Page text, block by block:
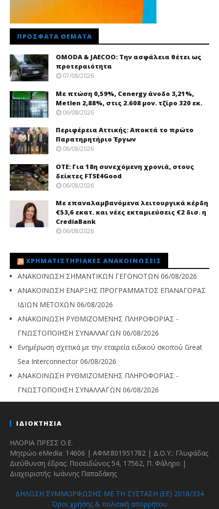
ΠΡΌΣΦΑΤΑ ΘΈΜΑΤΑ
OMODA & JAECOO: Την ασφάλεια θέτει ως
προτεραιότητα
07/08/2026
Με πτώση 0,59%, Cenergy άνοδο 3,21%,
Metlen 2,88%, στις 2.608 μον. τζίρο 320 εκ.
06/08/2026
Περιφέρεια Αττικής: Αποκτά το πρώτο
Παρατηρητήριο Έργων
06/08/2026
ΟΤΕ: Για 18η συνεχόμενη χρονιά, στους
δείκτες FTSE4Good
06/08/2026
Με επαναλαμβανόμενα λειτουργικά κέρδη
€53,6 εκατ. και νέες εκταμιεύσεις €2 δισ. η
CrediaBank
06/08/2026
ΧΡΗΜΑΤΙΣΤΗΡΙΑΚΈΣ ΑΝΑΚΟΙΝΏΣΕΙΣ
ΑΝΑΚΟΙΝΩΣΗ ΣΗΜΑΝΤΙΚΩΝ ΓΕΓΟΝΟΤΩΝ 06/08/2026
ΑΝΑΚΟΙΝΩΣΗ ΕΝΑΡΞΗΣ ΠΡΟΓΡΑΜΜΑΤΟΣ ΕΠΑΝΑΓΟΡΑΣ
ΙΔΙΩΝ ΜΕΤΟΧΩΝ 06/08/2026
ΑΝΑΚΟΙΝΩΣΗ ΡΥΘΜΙΖΟΜΕΝΗΣ ΠΛΗΡΟΦΟΡΙΑΣ -
ΓΝΩΣΤΟΠΟΙΗΣΗ ΣΥΝΑΛΛΑΓΩΝ 06/08/2026
Ενημέρωση σχετικά με την εταιρεία ειδικού σκοπού Great
Sea Interconnector 06/08/2026
ΑΝΑΚΟΙΝΩΣΗ ΡΥΘΜΙΖΟΜΕΝΗΣ ΠΛΗΡΟΦΟΡΙΑΣ -
ΓΝΩΣΤΟΠΟΙΗΣΗ ΣΥΝΑΛΛΑΓΩΝ 06/08/2026
ΙΔΙΟΚΤΗΣΙΑ
ΗΛΟΡΙΑ ΠΡΕΣΣ Ο.Ε.
Μητρώο eMedia: 14606 | ΑΦΜ:801951782 | Δ.Ο.Υ.: Γλυφάδας
Διεύθυνση έδρας: Ποσειδώνος 54, 17562, Π. Φάληρο |
Διαχειριστής: Ιωάννης Παπαδάκης
ΔΗΛΩΣΗ ΣΥΜΜΟΡΦΩΣΗΣ ΜΕ ΤΗ ΣΥΣΤΑΣΗ (ΕΕ) 2018/334
Όροι χρήσης & πολιτική απορρήτου